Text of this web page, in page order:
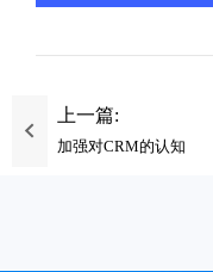
上一篇:
加强对CRM的认知